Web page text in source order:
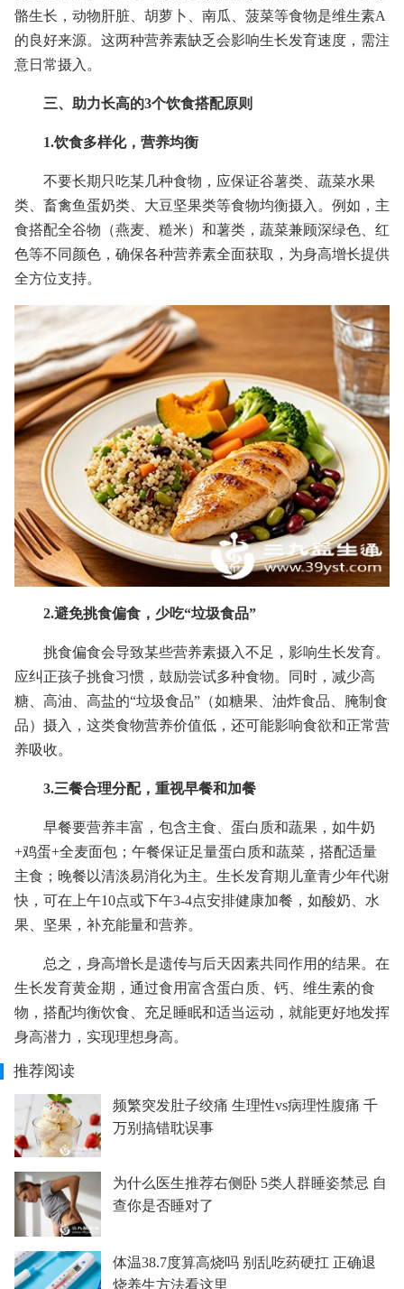
骼生长，动物肝脏、胡萝卜、南瓜、菠菜等食物是维生素A
的良好来源。这两种营养素缺乏会影响生长发育速度，需注
意日常摄入。
三、助力长高的3个饮食搭配原则
1.饮食多样化，营养均衡
不要长期只吃某几种食物，应保证谷薯类、蔬菜水果
类、畜禽鱼蛋奶类、大豆坚果类等食物均衡摄入。例如，主
食搭配全谷物（燕麦、糙米）和薯类，蔬菜兼顾深绿色、红
色等不同颜色，确保各种营养素全面获取，为身高增长提供
全方位支持。
2.避免挑食偏食，少吃“垃圾食品”
挑食偏食会导致某些营养素摄入不足，影响生长发育。
应纠正孩子挑食习惯，鼓励尝试多种食物。同时，减少高
糖、高油、高盐的“垃圾食品”（如糖果、油炸食品、腌制食
品）摄入，这类食物营养价值低，还可能影响食欲和正常营
养吸收。
3.三餐合理分配，重视早餐和加餐
早餐要营养丰富，包含主食、蛋白质和蔬果，如牛奶
+鸡蛋+全麦面包；午餐保证足量蛋白质和蔬菜，搭配适量
主食；晚餐以清淡易消化为主。生长发育期儿童青少年代谢
快，可在上午10点或下午3-4点安排健康加餐，如酸奶、水
果、坚果，补充能量和营养。
总之，身高增长是遗传与后天因素共同作用的结果。在
生长发育黄金期，通过食用富含蛋白质、钙、维生素的食
物，搭配均衡饮食、充足睡眠和适当运动，就能更好地发挥
身高潜力，实现理想身高。
推荐阅读
频繁突发肚子绞痛 生理性vs病理性腹痛 千
万别搞错耽误事
为什么医生推荐右侧卧 5类人群睡姿禁忌 自
查你是否睡对了
体温38.7度算高烧吗 别乱吃药硬扛 正确退
烧养生方法看这里